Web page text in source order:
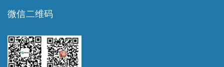
微信二维码